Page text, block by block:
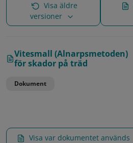
Visa äldre
versioner
Vitesmall (Alnarpsmetoden)
för skador på träd
Dokument
Visa var dokumentet används